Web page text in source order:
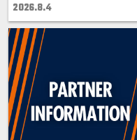
2026.8.4